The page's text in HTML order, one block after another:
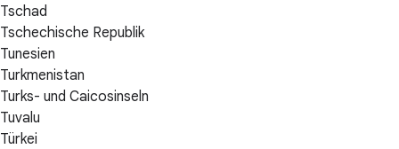
Tschad
Tschechische Republik
Tunesien
Turkmenistan
Turks- und Caicosinseln
Tuvalu
Türkei